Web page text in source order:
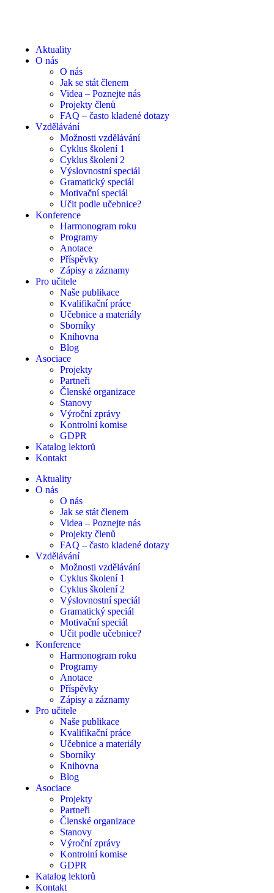
Aktuality
O nás
O nás
Jak se stát členem
Videa – Poznejte nás
Projekty členů
FAQ – často kladené dotazy
Vzdělávání
Možnosti vzdělávání
Cyklus školení 1
Cyklus školení 2
Výslovnostní speciál
Gramatický speciál
Motivační speciál
Učit podle učebnice?
Konference
Harmonogram roku
Programy
Anotace
Příspěvky
Zápisy a záznamy
Pro učitele
Naše publikace
Kvalifikační práce
Učebnice a materiály
Sborníky
Knihovna
Blog
Asociace
Projekty
Partneři
Členské organizace
Stanovy
Výroční zprávy
Kontrolní komise
GDPR
Katalog lektorů
Kontakt
Aktuality
O nás
O nás
Jak se stát členem
Videa – Poznejte nás
Projekty členů
FAQ – často kladené dotazy
Vzdělávání
Možnosti vzdělávání
Cyklus školení 1
Cyklus školení 2
Výslovnostní speciál
Gramatický speciál
Motivační speciál
Učit podle učebnice?
Konference
Harmonogram roku
Programy
Anotace
Příspěvky
Zápisy a záznamy
Pro učitele
Naše publikace
Kvalifikační práce
Učebnice a materiály
Sborníky
Knihovna
Blog
Asociace
Projekty
Partneři
Členské organizace
Stanovy
Výroční zprávy
Kontrolní komise
GDPR
Katalog lektorů
Kontakt